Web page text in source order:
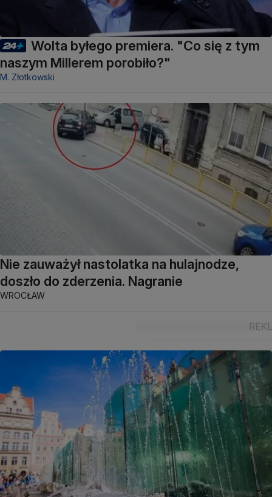
Wolta byłego premiera. "Co się z tym
naszym Millerem porobiło?"
M. Złotkowski
Nie zauważył nastolatka na hulajnodze,
doszło do zderzenia. Nagranie
WROCŁAW